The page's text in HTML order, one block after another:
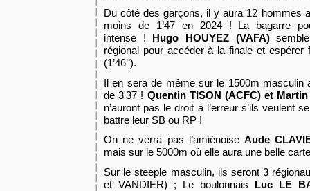
Du côté des garçons, il y aura 12 hommes
moins de 1’47 en 2024 ! La bagarre
intense ! Hugo HOUYEZ (VAFA)
régional pour accéder à la finale et espérer
(1’46’’).
Il en sera de même sur le 1500m masculin
de 3'37 ! Quentin TISON (ACFC) et
n’auront pas le droit à l’erreur s’ils veulent
battre leur SB ou RP !
On ne verra pas l’amiénoise Aude
mais sur le 5000m où elle aura une belle
Sur le steeple masculin, ils seront 3
et VANDIER) ; Le boulonnais Luc LE